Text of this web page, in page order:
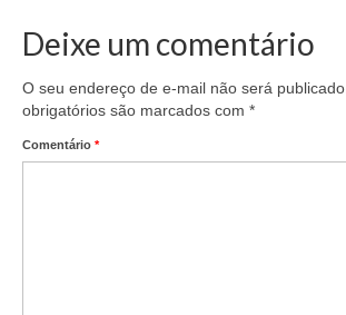
Benefício Social Familiar
FIQUE POR DENTRO
Notícias
Deixe um comentário
O seu endereço de e-mail não será publicado.
obrigatórios são marcados com *
Comentário *